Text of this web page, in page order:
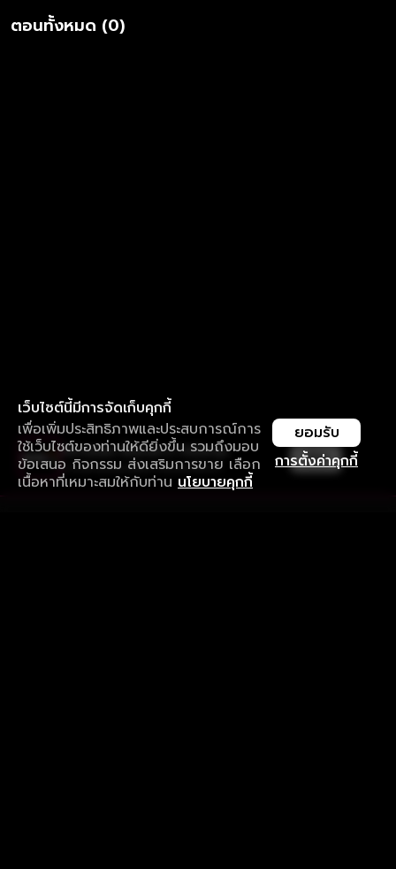
ตอนทั้งหมด (0)
เว็บไซต์นี้มีการจัดเก็บคุกกี้
เพื่อเพิ่มประสิทธิภาพและประสบการณ์การ
ใช้เว็บไซต์ของท่านให้ดียิ่งขึ้น รวมถึงมอบ
ข้อเสนอ กิจกรรม ส่งเสริมการขาย เลือก
เนื้อหาที่เหมาะสมให้กับท่าน นโยบายคุกกี้
การตั้งค่าคุกกี้
ยอมรับ
ใช้งานแอป ลื่นไหลกว่า ไม่มีสะดุด
ดาวน์โหลดแอปเพื่อการรับชมที่ดีกว่า เปิด